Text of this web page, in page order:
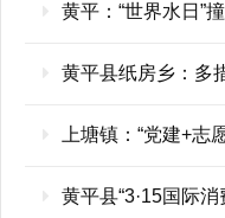
黄平：“世界水日”
黄平县纸房乡：多
上塘镇：“党建+志
黄平县“3·15国际